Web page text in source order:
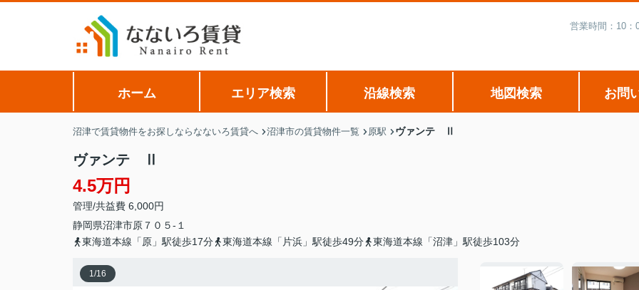
営業時間：10：
ホーム エリア検索 沿線検索 地図検索 お問
沼津で賃貸物件をお探しならなないろ賃貸へ 沼津市の賃貸物件一覧 原駅 ヴァンテ Ⅱ
ヴァンテ Ⅱ
4.5万円
管理/共益費 6,000円
静岡県沼津市原 ７０５-１
東海道本線「原」駅徒歩17分
東海道本線「片浜」駅徒歩49分 東海道本線「沼津」駅徒歩103分
1/16